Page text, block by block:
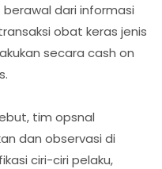
dari informasi
obat keras jenis
secara cash on
tim opsnal
dan observasi di
ciri-ciri pelaku,